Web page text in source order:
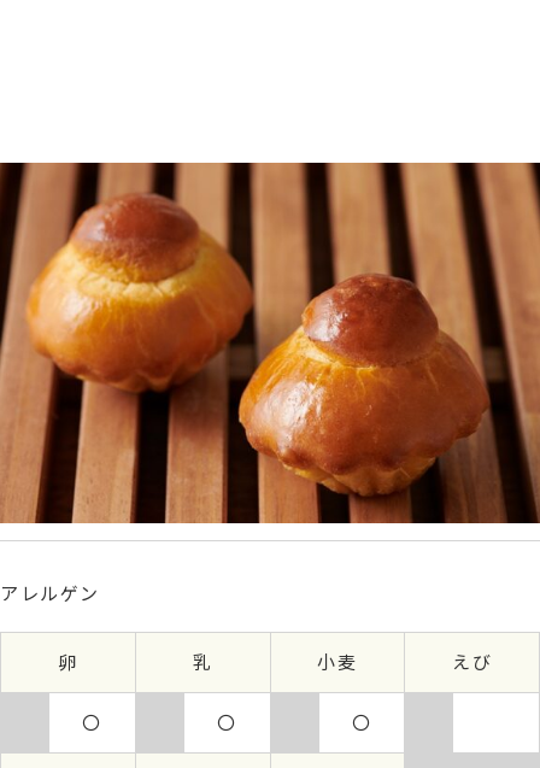
ブリオッシュ・ア・テッド
Brioche
粉類に対して70％の発酵バターと50％以上の卵を使用した
超リッチなブリオッシュ。ブリオッシュ特有の生地のパサつ
きを抑えて、しっとりとしたソフトな口あたり。ゆめちか
ら、フランス産発酵バター、純国産種の鶏卵を使用。
アレルゲン
卵
〇
乳
〇
小麦
〇
えび